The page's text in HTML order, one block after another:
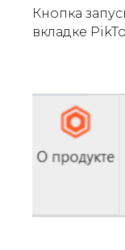
Кнопка
вкладке